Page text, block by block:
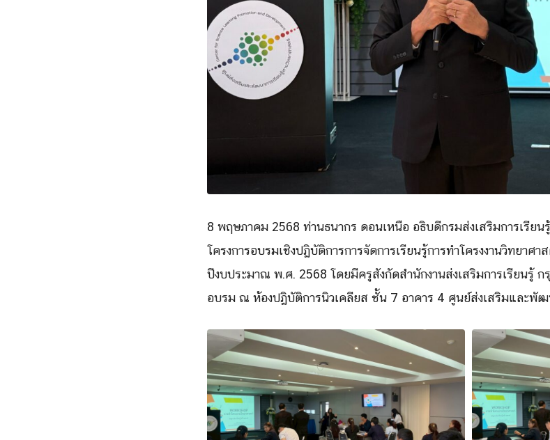
8 พฤษภาคม 2568 ท่านธนากร ดอนเหนือ อธิบดีกรมส่งเสริมการเรียน
โครงการอบรมเชิงปฏิบัติการการจัดการเรียนรู้การทำโครงงานวิทยาศ
ปีงบประมาณ พ.ศ. 2568 โดยมีครูสังกัดสำนักงานส่งเสริมการเรียนรู้ ก
อบรม ณ ห้องปฏิบัติการนิวเคลียส ชั้น 7 อาคาร 4 ศูนย์ส่งเสริมและพัฒ